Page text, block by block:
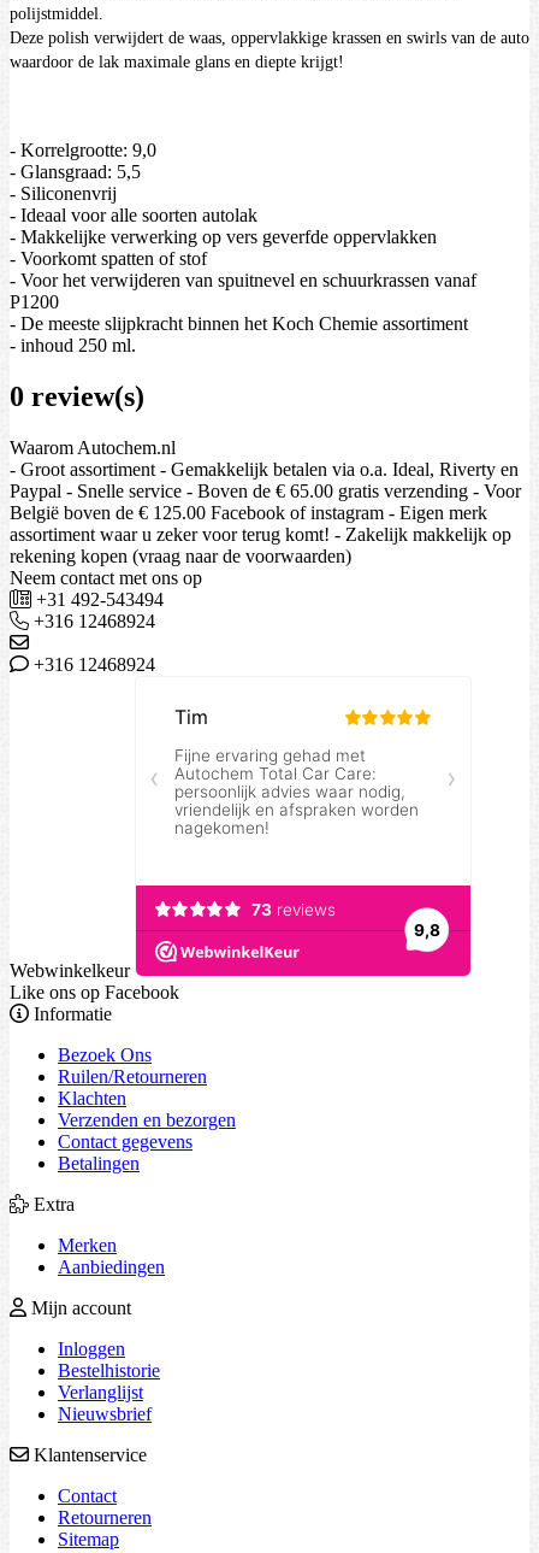
polijstmiddel.
Deze polish verwijdert de waas, oppervlakkige krassen en swirls van de auto
waardoor de lak maximale glans en diepte krijgt!
- Korrelgrootte: 9,0
- Glansgraad: 5,5
- Siliconenvrij
- Ideaal voor alle soorten autolak
- Makkelijke verwerking op vers geverfde oppervlakken
- Voorkomt spatten of stof
- Voor het verwijderen van spuitnevel en schuurkrassen vanaf
P1200
- De meeste slijpkracht binnen het Koch Chemie assortiment
- inhoud 250 ml.
0 review(s)
Waarom Autochem.nl
- Groot assortiment - Gemakkelijk betalen via o.a. Ideal, Riverty en
Paypal - Snelle service - Boven de € 65.00 gratis verzending - Voor
België boven de € 125.00 Facebook of instagram - Eigen merk
assortiment waar u zeker voor terug komt! - Zakelijk makkelijk op
rekening kopen (vraag naar de voorwaarden)
Neem contact met ons op
+31 492-543494
+316 12468924
+316 12468924
Webwinkelkeur
Like ons op Facebook
Informatie
Bezoek Ons
Ruilen/Retourneren
Klachten
Verzenden en bezorgen
Contact gegevens
Betalingen
Extra
Merken
Aanbiedingen
Mijn account
Inloggen
Bestelhistorie
Verlanglijst
Nieuwsbrief
Klantenservice
Contact
Retourneren
Sitemap